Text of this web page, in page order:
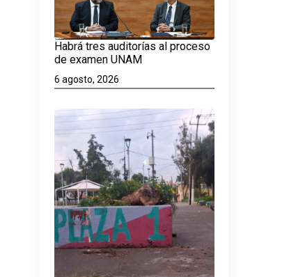
Habrá tres auditorías al proceso
de examen UNAM
6 agosto, 2026